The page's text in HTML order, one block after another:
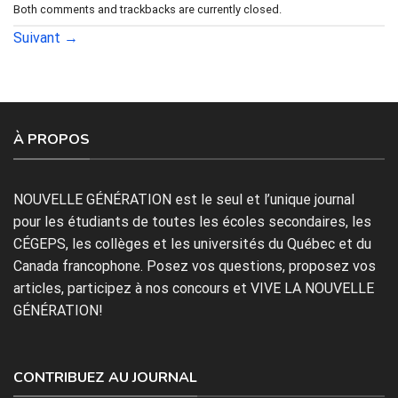
Both comments and trackbacks are currently closed.
Suivant →
À PROPOS
NOUVELLE GÉNÉRATION est le seul et l’unique journal
pour les étudiants de toutes les écoles secondaires, les
CÉGEPS, les collèges et les universités du Québec et du
Canada francophone. Posez vos questions, proposez vos
articles, participez à nos concours et VIVE LA NOUVELLE
GÉNÉRATION!
CONTRIBUEZ AU JOURNAL